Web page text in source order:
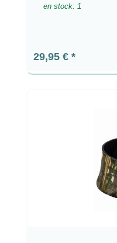
en stock: 1
Precio normal:
29,95 €